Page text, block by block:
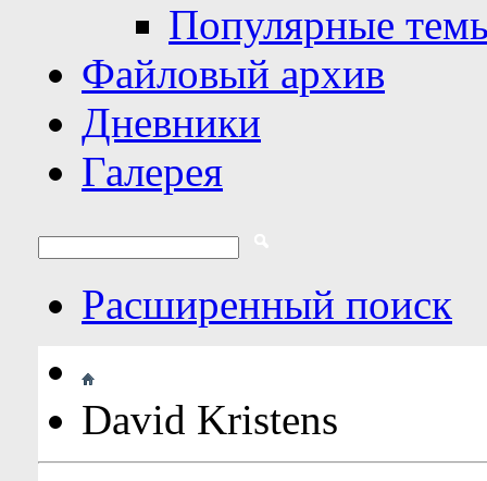
Популярные
Файловый архив
Дневники
Галерея
Расширенный поиск
David Kristens